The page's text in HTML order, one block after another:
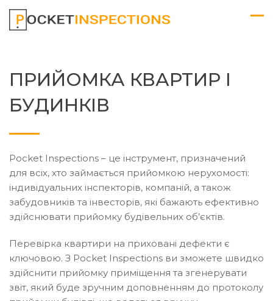
ПРИЙОМКА КВАРТИР І
БУДИНКІВ
Pocket Inspections – це інструмент, призначений
для всіх, хто займається прийомкою нерухомості:
індивідуальних інспекторів, компаній, а також
забудовників та інвесторів, які бажають ефективно
здійснювати прийомку будівельних об’єктів.
Перевірка квартири на приховані дефекти є
ключовою. З Pocket Inspections ви зможете швидко
здійснити прийомку приміщення та згенерувати
звіт, який буде зручним доповненням до протоколу